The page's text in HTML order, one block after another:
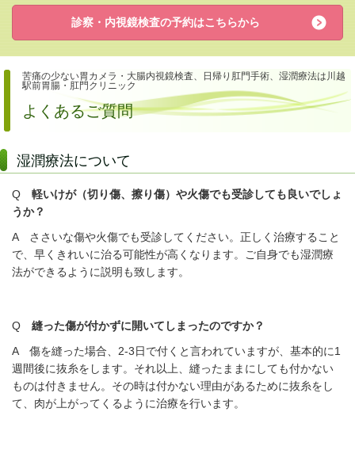
診察・内視鏡検査の予約はこちらから
苦痛の少ない胃カメラ・大腸内視鏡検査、日帰り肛門手術、 湿潤療法は川越
駅前胃腸・肛門クリニック
よくあるご質問
湿潤療法について
Q 軽いけが（切り傷、擦り傷）や火傷でも受診しても良いでしょ
うか？
A ささいな傷や火傷でも受診してください。正しく治療すること
で、早くきれいに治る可能性が高くなります。ご自身でも湿潤療
法ができるように説明も致します。
Q 縫った傷が付かずに開いてしまったのですか？
A 傷を縫った場合、2-3日で付くと言われていますが、基本的に1
週間後に抜糸をします。それ以上、縫ったままにしても付かない
ものは付きません。その時は付かない理由があるために抜糸をし
て、肉が上がってくるように治療を行います。